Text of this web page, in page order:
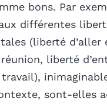
bons. Par
différentes
(liberté d’aller
liberté
sont-elles